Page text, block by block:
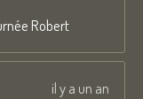
Robert
il y a un an